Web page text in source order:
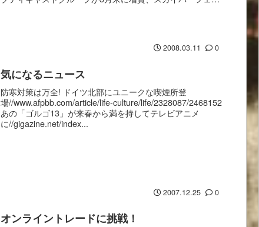
2008.03.11 0
気になるニュース
防寒対策は万全! ドイツ北部にユニークな喫煙所登
場//www.afpbb.com/article/life-culture/life/2328087/2468152
あの「ゴルゴ13」が来春から満を持してテレビアニメ
に//gigazine.net/index...
2007.12.25 0
オンライントレードに挑戦！